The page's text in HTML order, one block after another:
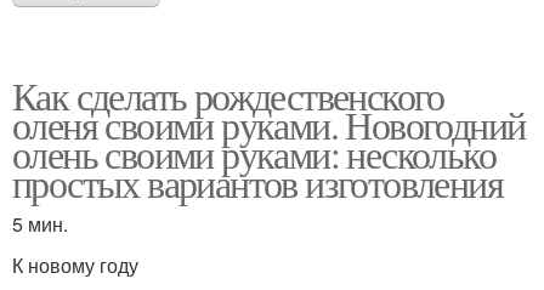
Как сделать рождественского
оленя своими руками. Новогодний
олень своими руками: несколько
простых вариантов изготовления
5 мин.
К новому году